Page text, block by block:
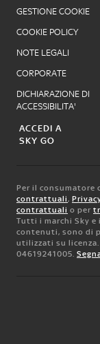
GESTIONE COOKIE
COOKIE POLICY
NOTE LEGALI
CORPORATE
DICHIARAZIONE DI
ACCESSIBILITA'
ACCEDI A
SKY GO
Per il consumatore
contrattuali,
contrattuali o per
Tutti i marchi Sky
contenuti, sono di
utilizzati su licenza.
04619241005.